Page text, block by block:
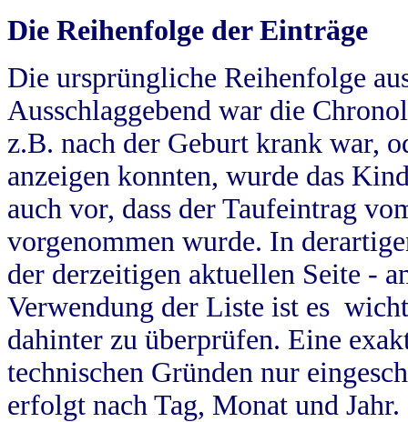
Die Reihenfolge der Einträge
Die ursprüngliche Reihenfolge
Ausschlaggebend war die
z.B. nach der Geburt krank war,
anzeigen konnten, wurde das
auch vor, dass der Taufeintrag
vorgenommen wurde. In
der derzeitigen aktuellen Seite -
Verwendung der Liste ist es
dahinter zu überprüfen. Eine
technischen Gründen nur
erfolgt nach Tag, Monat und Jahr.